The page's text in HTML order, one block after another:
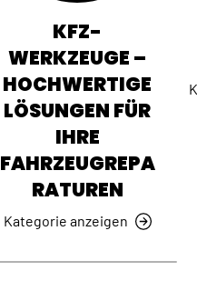
KFZ-
WERKZEUGE –
HOCHWERTIGE
LÖSUNGEN FÜR
IHRE
FAHRZEUGREPA
RATUREN
Kategorie anzeigen